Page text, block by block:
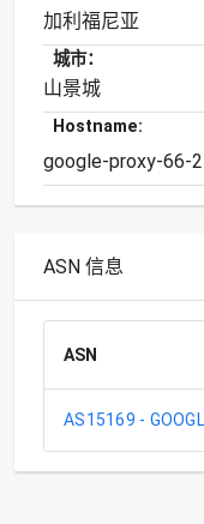
加利福尼亚
城市：
山景城
Hostname:
google-proxy-66-
ASN 信息
ASN
AS15169 -